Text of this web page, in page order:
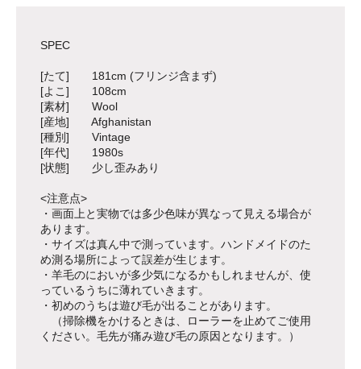
SPEC
[たて] 181cm (フリンジ含まず)
[よこ] 108cm
[素材] Wool
[産地] Afghanistan
[種別] Vintage
[年代] 1980s
[状態] 少し歪みあり
<注意点>
・画面上と実物では多少色味が異なって見える場合が
あります。
・サイズは真ん中で測っています。ハンドメイドのた
め測る場所によって誤差が生じます。
・羊毛のにおいが多少気になるかもしれませんが、使
っているうちに薄れていきます。
・初めのうちは遊び毛が出ることがあります。
（掃除機をかけるときは、ローラーを止めてご使用
ください。毛先が痛み遊び毛の原因となります。）